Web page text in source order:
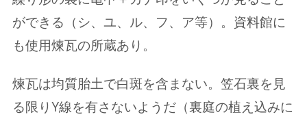
ができる（シ、ユ、ル、フ、ア等）。資料館に
も使用煉瓦の所蔵あり。
煉瓦は均質胎土で白斑を含まない。笠石裏を見
る限りY線を有さないようだ（裏庭の植え込みに